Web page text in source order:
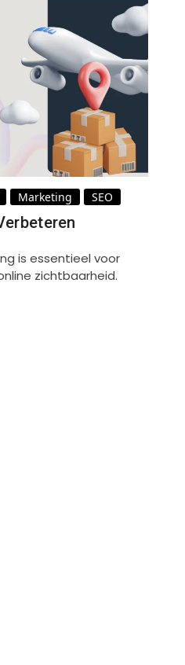
Marketing SEO
is essentieel voor
zichtbaarheid.